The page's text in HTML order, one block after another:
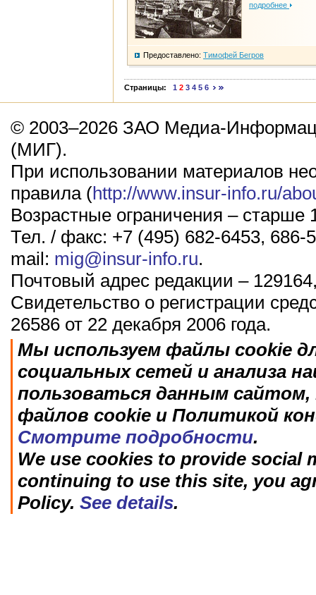
подробнее
Предоставлено: Тимофей Бегров
Страницы: 1 2 3 4 5 6
© 2003–2026 ЗАО Медиа-
(МИГ).
При использовании материалов
правила (http://www.insur-info.ru/
Возрастные ограничения – старше
Тел. / факс: +7 (495) 682-6453, 686-
mail: mig@insur-info.ru.
Почтовый адрес редакции –
Свидетельство о регистрации
26586 от 22 декабря 2006 года.
Мы используем файлы cookie
социальных сетей и анализа
пользоваться данным
файлов cookie и Политикой
Смотрите подробности.
We use cookies to provide social
continuing to use this site, you
Policy. See details.